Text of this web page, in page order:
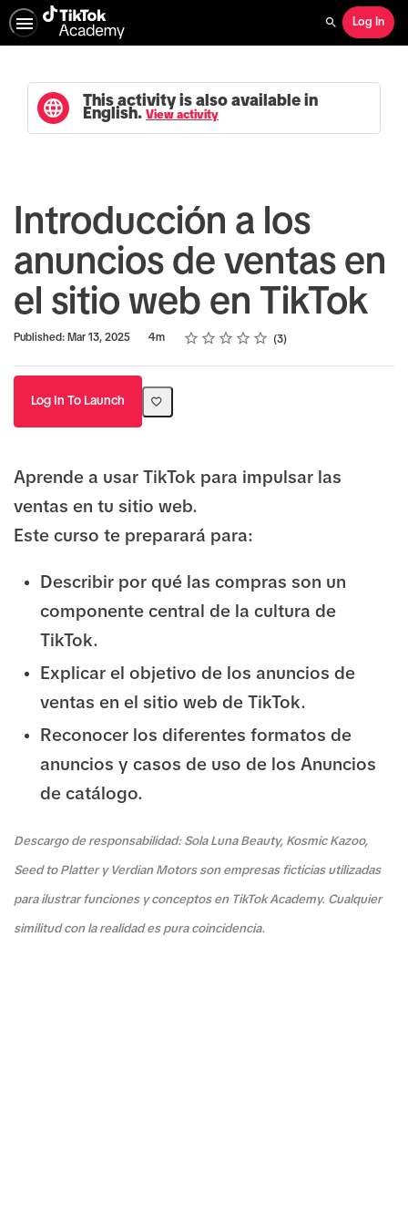
Search
Log In
This activity is also available in
English. View activity
Introducción a los
anuncios de ventas en
el sitio web en TikTok
Published: Mar 13, 2025
Duration 4m Rating
1 star
2 stars
3 stars
4 stars
5 stars
Average rating: 5.0 3
3 reviews
Log In To Launch
Aprende a usar TikTok para impulsar las
ventas en tu sitio web.
Este curso te preparará para:
Describir por qué las compras son un
componente central de la cultura de
TikTok.
Explicar el objetivo de los anuncios de
ventas en el sitio web de TikTok.
Reconocer los diferentes formatos de
anuncios y casos de uso de los Anuncios
de catálogo.
Descargo de responsabilidad: Sola Luna Beauty, Kosmic Kazoo,
Seed to Platter y Verdian Motors son empresas ficticias utilizadas
para ilustrar funciones y conceptos en TikTok Academy. Cualquier
similitud con la realidad es pura coincidencia.